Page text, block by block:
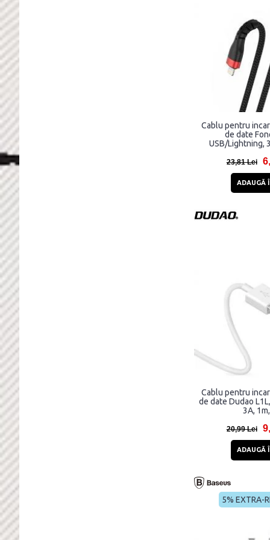
Cablu pentru
de date
USB/Lightning,
23,81 Lei
ADAUGĂ
Cablu pentru
de date Dudao
3A,
20,99 Lei
ADAUGĂ
5% EXTRA-